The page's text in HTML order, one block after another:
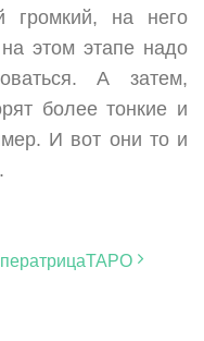
громкий, на него
этом этапе надо
А затем,
более тонкие и
И вот они то и